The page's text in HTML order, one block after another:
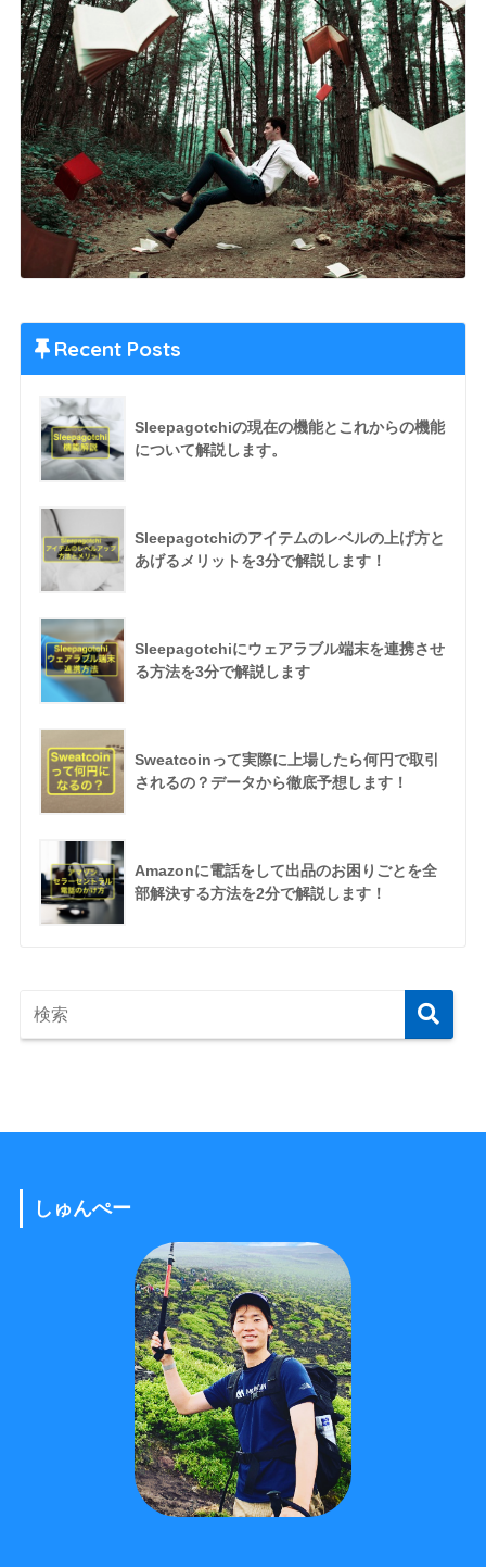
Recent Posts
Sleepagotchiの現在の機能とこれからの機能
について解説します。
Sleepagotchiのアイテムのレベルの上げ方と
あげるメリットを3分で解説します！
Sleepagotchiにウェアラブル端末を連携させ
る方法を3分で解説します
Sweatcoinって実際に上場したら何円で取引
されるの？データから徹底予想します！
Amazonに電話をして出品のお困りごとを全
部解決する方法を2分で解説します！
しゅんぺー